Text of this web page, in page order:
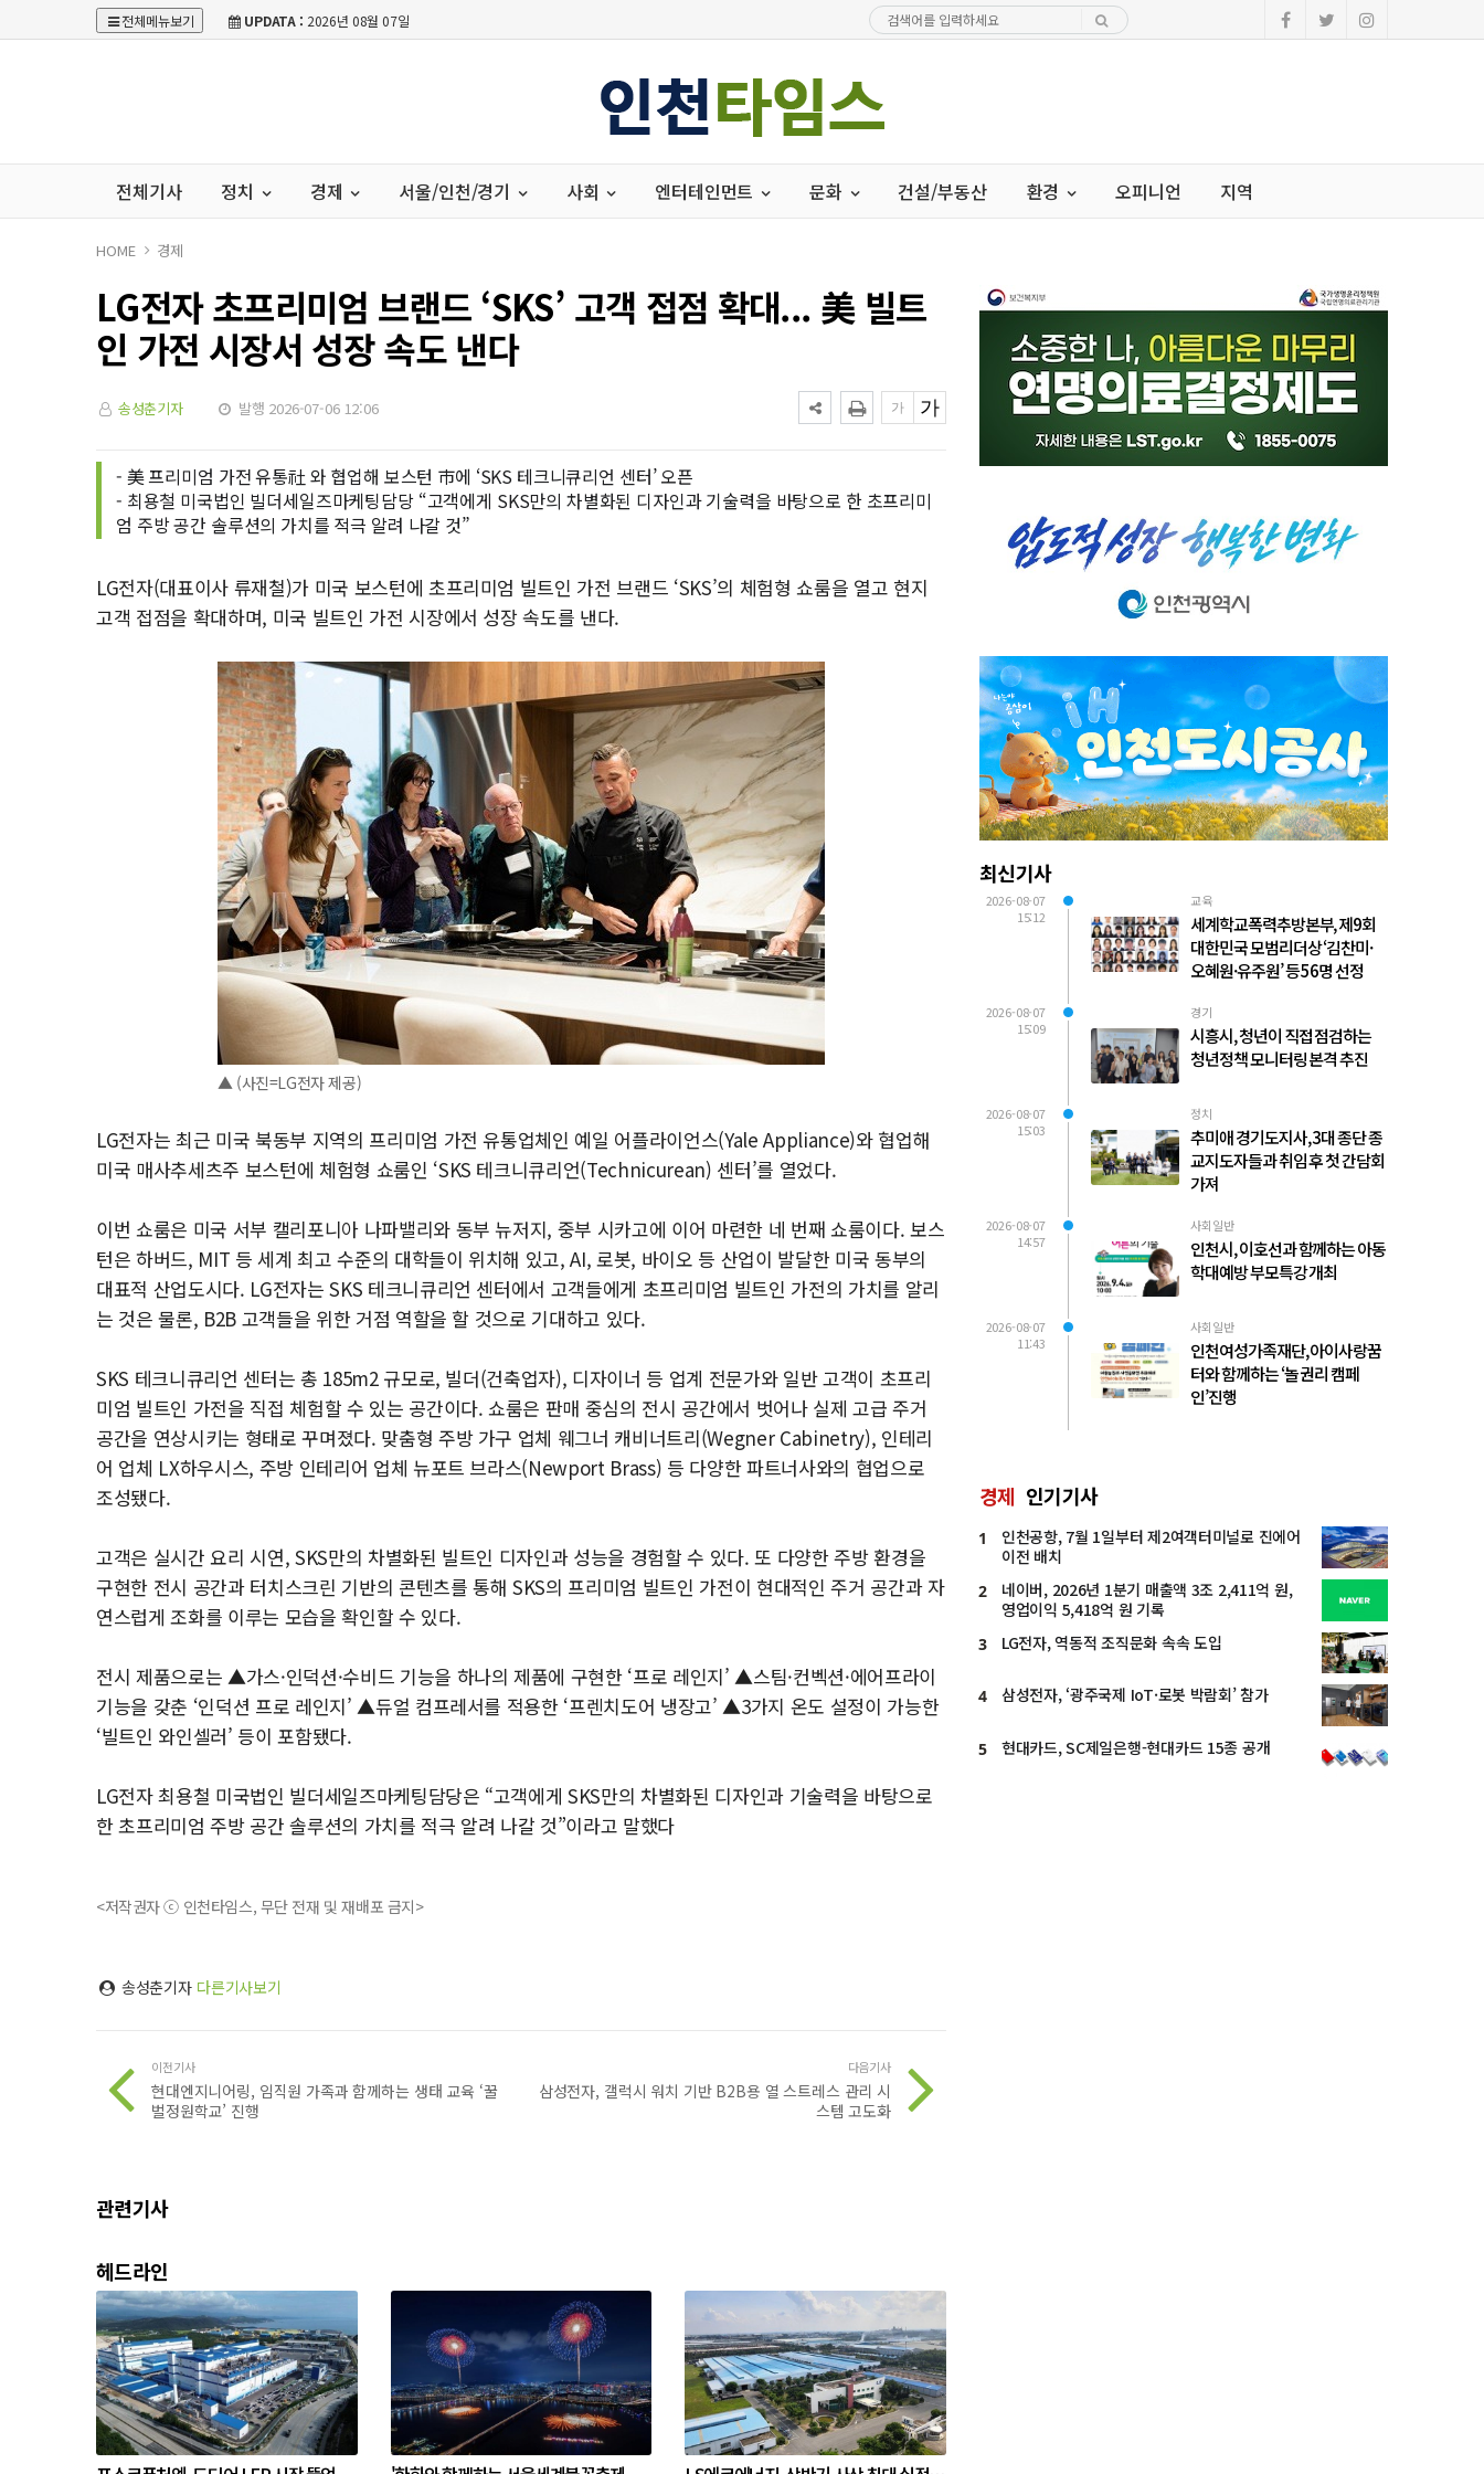
전체메뉴보기 UPDATA : 2026년 08월 07일
전체기사 정치 경제 서울/인천/경기 사회 엔터테인먼트 문화 건설/부동산 환경 오피니언 지역
HOME 경제
LG전자 초프리미엄 브랜드 ‘SKS’ 고객 접점 확대... 美 빌트
인 가전 시장서 성장 속도 낸다
송성춘기자 발행 2026-07-06 12:06
- 美 프리미엄 가전 유통社 와 협업해 보스턴 市에 ‘SKS 테크니큐리언 센터’ 오픈
- 최용철 미국법인 빌더세일즈마케팅담당 “고객에게 SKS만의 차별화된 디자인과 기술력을 바탕으로 한 초프리미
엄 주방 공간 솔루션의 가치를 적극 알려 나갈 것”
LG전자(대표이사 류재철)가 미국 보스턴에 초프리미엄 빌트인 가전 브랜드 ‘SKS’의 체험형 쇼룸을 열고 현지
고객 접점을 확대하며, 미국 빌트인 가전 시장에서 성장 속도를 낸다.
▲ (사진=LG전자 제공)
LG전자는 최근 미국 북동부 지역의 프리미엄 가전 유통업체인 예일 어플라이언스(Yale Appliance)와 협업해
미국 매사추세츠주 보스턴에 체험형 쇼룸인 ‘SKS 테크니큐리언(Technicurean) 센터’를 열었다.
이번 쇼룸은 미국 서부 캘리포니아 나파밸리와 동부 뉴저지, 중부 시카고에 이어 마련한 네 번째 쇼룸이다. 보스
턴은 하버드, MIT 등 세계 최고 수준의 대학들이 위치해 있고, AI, 로봇, 바이오 등 산업이 발달한 미국 동부의
대표적 산업도시다. LG전자는 SKS 테크니큐리언 센터에서 고객들에게 초프리미엄 빌트인 가전의 가치를 알리
는 것은 물론, B2B 고객들을 위한 거점 역할을 할 것으로 기대하고 있다.
SKS 테크니큐리언 센터는 총 185m2 규모로, 빌더(건축업자), 디자이너 등 업계 전문가와 일반 고객이 초프리
미엄 빌트인 가전을 직접 체험할 수 있는 공간이다. 쇼룸은 판매 중심의 전시 공간에서 벗어나 실제 고급 주거
공간을 연상시키는 형태로 꾸며졌다. 맞춤형 주방 가구 업체 웨그너 캐비너트리(Wegner Cabinetry), 인테리
어 업체 LX하우시스, 주방 인테리어 업체 뉴포트 브라스(Newport Brass) 등 다양한 파트너사와의 협업으로
조성됐다.
고객은 실시간 요리 시연, SKS만의 차별화된 빌트인 디자인과 성능을 경험할 수 있다. 또 다양한 주방 환경을
구현한 전시 공간과 터치스크린 기반의 콘텐츠를 통해 SKS의 프리미엄 빌트인 가전이 현대적인 주거 공간과 자
연스럽게 조화를 이루는 모습을 확인할 수 있다.
전시 제품으로는 ▲가스·인덕션·수비드 기능을 하나의 제품에 구현한 ‘프로 레인지’ ▲스팀·컨벡션·에어프라이
기능을 갖춘 ‘인덕션 프로 레인지’ ▲듀얼 컴프레서를 적용한 ‘프렌치도어 냉장고’ ▲3가지 온도 설정이 가능한
‘빌트인 와인셀러’ 등이 포함됐다.
LG전자 최용철 미국법인 빌더세일즈마케팅담당은 “고객에게 SKS만의 차별화된 디자인과 기술력을 바탕으로
한 초프리미엄 주방 공간 솔루션의 가치를 적극 알려 나갈 것”이라고 말했다
<저작권자 ⓒ 인천타임스, 무단 전재 및 재배포 금지>
송성춘기자 다른기사보기
이전기사
현대엔지니어링, 임직원 가족과 함께하는 생태 교육 ‘꿀
벌정원학교’ 진행
다음기사
삼성전자, 갤럭시 워치 기반 B2B용 열 스트레스 관리 시
스템 고도화
관련기사
헤드라인
최신기사
2026-08-07
15:12
교육
세계학교폭력추방본부, 제9회
대한민국 모범리더상 ‘김찬미·
오혜원·유주원’ 등 56명 선정
2026-08-07
15:09
경기
시흥시, 청년이 직접 점검하는
청년정책 모니터링 본격 추진
2026-08-07
15:03
정치
추미애 경기도지사, 3대 종단 종
교지도자들과 취임 후 첫 간담회
가져
2026-08-07
14:57
사회일반
인천시, 이호선과 함께하는 아동
학대예방 부모특강 개최
2026-08-07
11:43
사회일반
인천여성가족재단, 아이사랑꿈
터와 함께하는 ‘놀 권리 캠페
인’진행
경제 인기기사
1
인천공항, 7월 1일부터 제2여객터미널로 진에어
이전 배치
2
네이버, 2026년 1분기 매출액 3조 2,411억 원,
영업이익 5,418억 원 기록
3 LG전자, 역동적 조직문화 속속 도입
4 삼성전자, ‘광주국제 IoT·로봇 박람회’ 참가
5 현대카드, SC제일은행-현대카드 15종 공개